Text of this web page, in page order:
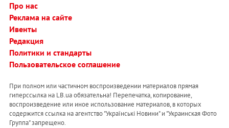
Про нас
Реклама на сайте
Ивенты
Редакция
Политики и стандарты
Пользовательское соглашение
При полном или частичном воспроизведении материалов прямая
гиперссылка на LB.ua обязательна! Перепечатка, копирование,
воспроизведение или иное использование материалов, в которых
содержится ссылка на агентство "Українськi Новини" и "Украинская Фото
Группа" запрещено.